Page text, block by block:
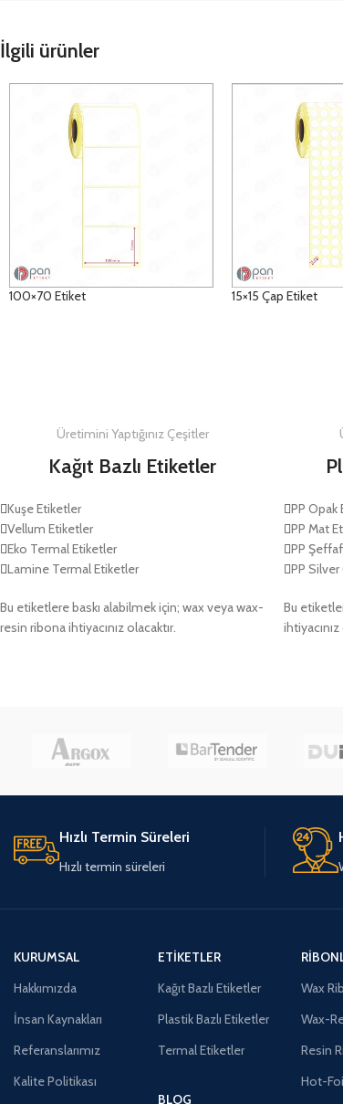
İlgili ürünler
100×70 Etiket 15×15 Çap Etiket
Üretimini Yaptığınız Çeşitler
Kağıt Bazlı Etiketler
Kuşe Etiketler
Vellum Etiketler
Eko Termal Etiketler
Lamine Termal Etiketler
Bu etiketlere baskı alabilmek için; wax veya wax-
resin ribona ihtiyacınız olacaktır.
PP Opak
PP Mat
PP
PP
Bu
ihtiyacınız
Hızlı Termin Süreleri
Hızlı termin süreleri
KURUMSAL
Hakkımızda
İnsan Kaynakları
Referanslarımız
Kalite Politikası
ETIKETLER
Kağıt Bazlı Etiketler
Plastik Bazlı Etiketler
Termal Etiketler
BLOG
Wax
Wax-
Resin
Hot-